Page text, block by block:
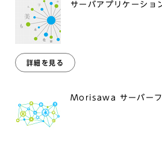
サーバアプリケーショ
詳細を見る
Morisawa サーバーフ